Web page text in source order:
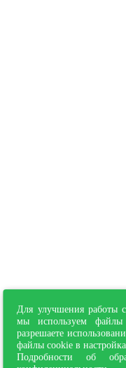
Для улучшения работы
мы используем
разрешаете
файлы cookie в
Подробности об